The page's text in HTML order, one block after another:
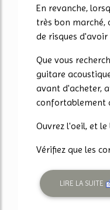
En revanche,
très bon marché,
de risques d'avoir
Que vous
guitare
avant d'acheter,
confortablement
Ouvrez l'oeil, et le
Vérifiez que les
LIRE LA SUITE